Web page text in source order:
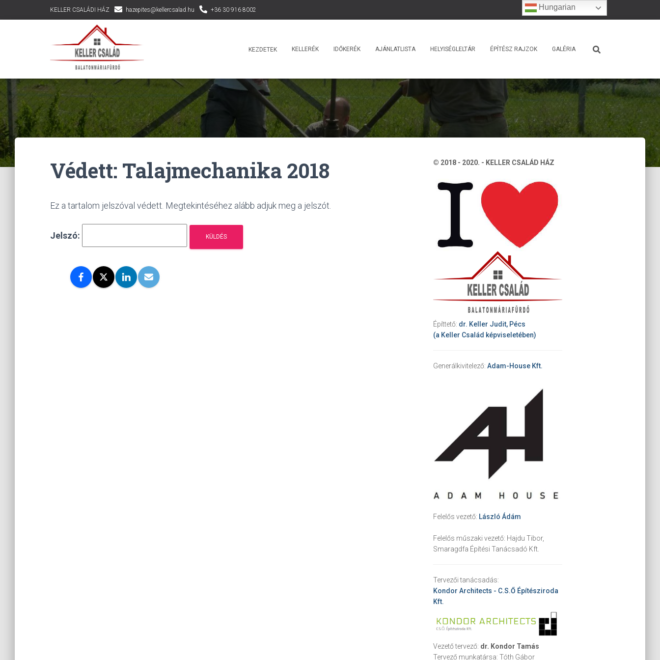
KELLER CSALÁDI HÁZ hazepites@kellercsalad.hu +36 30 916 8002
KEZDETEK KELLERÉK IDŐKERÉK AJÁNLATLISTA HELYISÉGLELTÁR ÉPÍTÉSZ RAJZOK GALÉRIA
Védett: Talajmechanika 2018
Ez a tartalom jelszóval védett. Megtekintéséhez alább adjuk meg a jelszót.
Jelszó:
© 2018 - 2020. - KELLER CSALÁD HÁZ
Építtető: dr. Keller Judit, Pécs
(a Keller Család képviseletében)
Generálkivitelező: Adam-House Kft.
Felelős vezető: László Ádám
Felelős műszaki vezető: Hajdu Tibor,
Smaragdfa Építési Tanácsadó Kft.
Tervezői tanácsadás:
Kondor Architects - C.S.Ő Építésziroda
Kft.
Vezető tervező: dr. Kondor Tamás
Tervező munkatársa: Tóth Gábor
Hungarian